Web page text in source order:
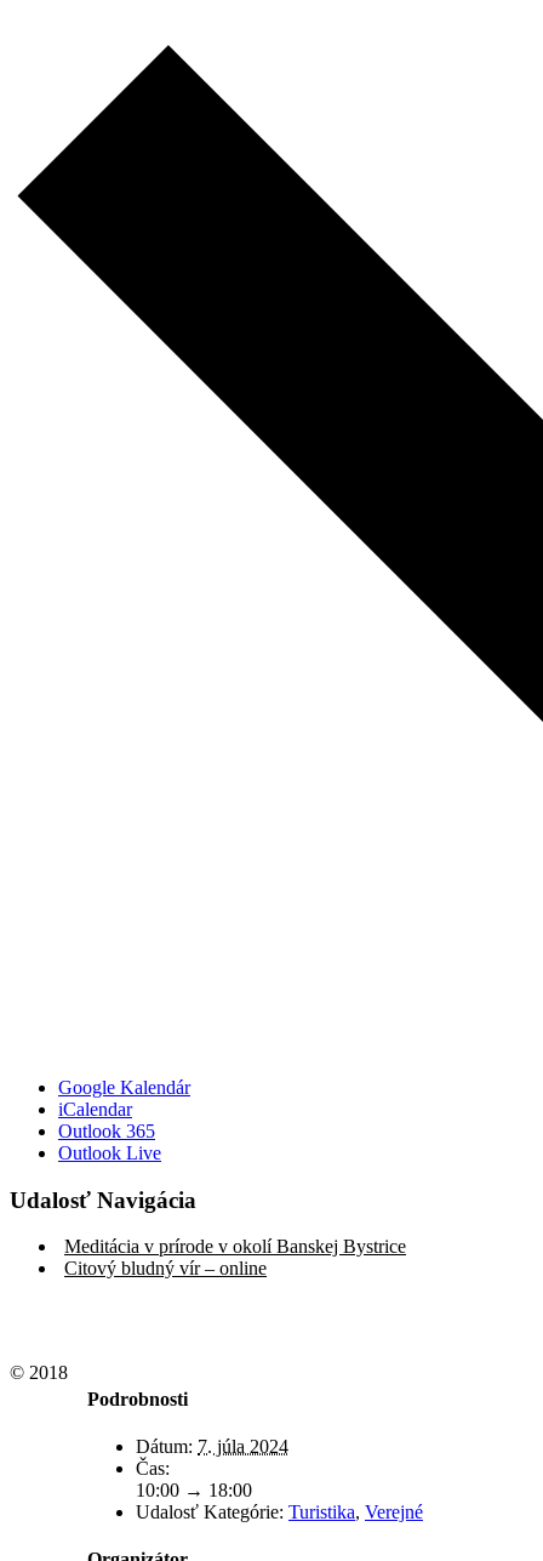
Google Kalendár
iCalendar
Outlook 365
Outlook Live
Udalosť Navigácia
Meditácia v prírode v okolí Banskej Bystrice
Citový bludný vír – online
Podrobnosti
Dátum: 7. júla 2024
Čas:
10:00 → 18:00
Udalosť Kategórie: Turistika, Verejné
© 2018